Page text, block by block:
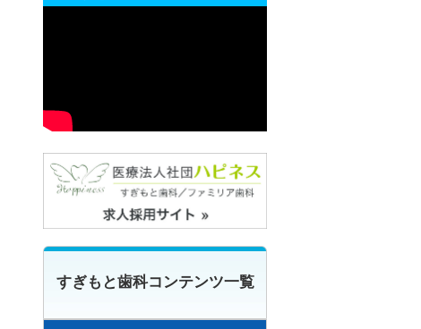
すぎもと歯科コンテンツ一覧